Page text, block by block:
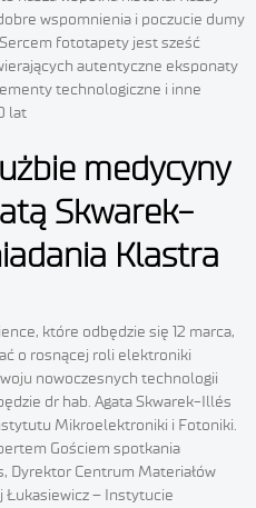
wspomnienia i poczucie dumy
fototapety jest sześć
autentyczne eksponaty
technologiczne i inne
lat
medycyny
Skwarek-
Klastra
które odbędzie się 12 marca,
o rosnącej roli elektroniki
nowoczesnych technologii
dr hab. Agata Skwarek-Illés
Mikroelektroniki i Fotoniki.
Gościem spotkania
Dyrektor Centrum Materiałów
Łukasiewicz – Instytucie